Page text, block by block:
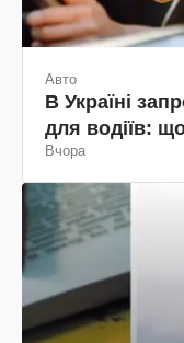
Авто
В Україні
для водіїв:
Вчора